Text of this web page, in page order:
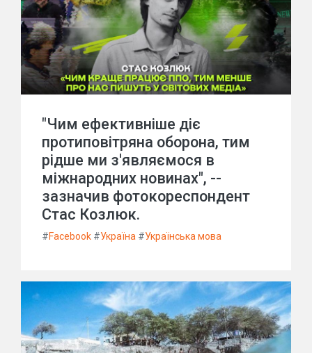
"Чим ефективніше діє
протиповітряна оборона, тим
рідше ми з'являємося в
міжнародних новинах", --
зазначив фотокореспондент
Стас Козлюк.
#Facebook #Україна #Українська мова